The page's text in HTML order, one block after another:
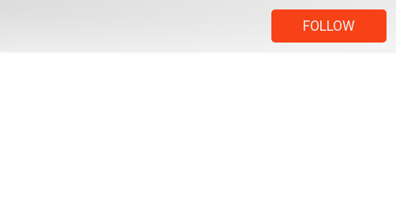
FOLLOW